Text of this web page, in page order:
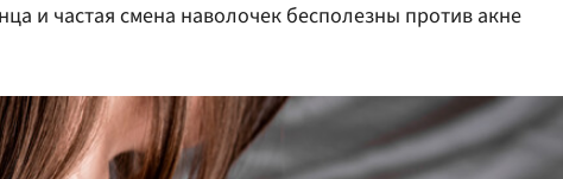
и частая смена наволочек бесполезны против акне